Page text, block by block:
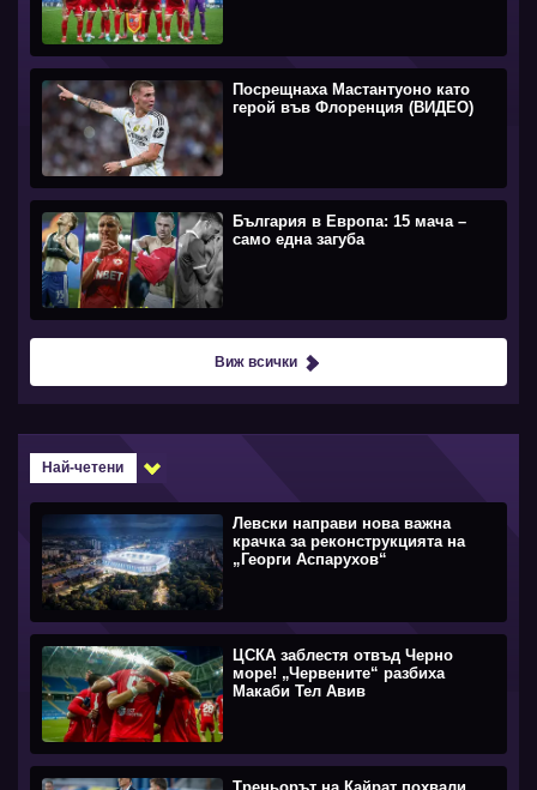
Посрещнаха Мастантуоно като
герой във Флоренция (ВИДЕО)
България в Европа: 15 мача –
само една загуба
Виж всички
Най-четени
Левски направи нова важна
крачка за реконструкцията на
„Георги Аспарухов“
ЦСКА заблестя отвъд Черно
море! „Червените“ разбиха
Макаби Тел Авив